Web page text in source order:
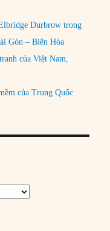
Durbrow trong
Gòn – Biên Hòa
của Việt Nam,
của Trung Quốc